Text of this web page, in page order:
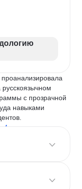
с прозрачной
навыками
4 критериям